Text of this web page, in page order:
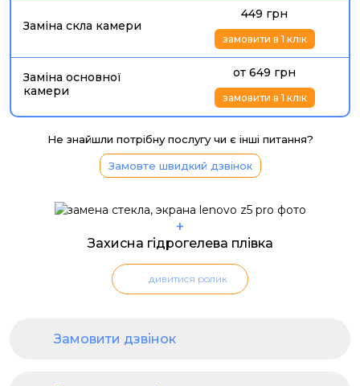
Заміна скла камери
449 грн
замовити в 1 клік
Заміна основної
камери
от 649 грн
замовити в 1 клік
Не знайшли потрібну послугу чи є інші питання?
Замовте швидкий дзвінок
+
Захисна гідрогелева плівка
дивитися ролик
Замовити дзвінок